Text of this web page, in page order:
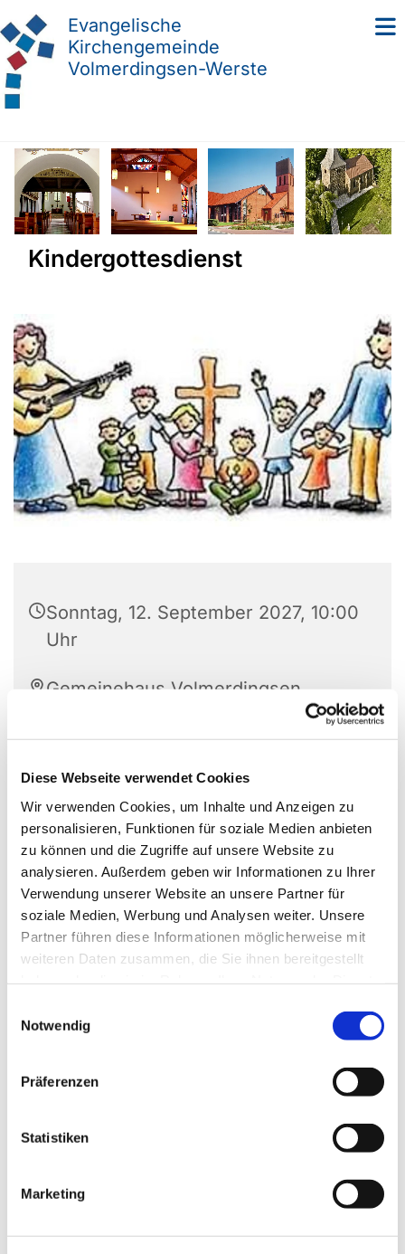
Diese Webseite verwendet Cookies
Wir verwenden Cookies, um Inhalte und Anzeigen zu
personalisieren, Funktionen für soziale Medien anbieten
zu können und die Zugriffe auf unsere Website zu
analysieren. Außerdem geben wir Informationen zu Ihrer
Verwendung unserer Website an unsere Partner für
soziale Medien, Werbung und Analysen weiter. Unsere
Partner führen diese Informationen möglicherweise mit
weiteren Daten zusammen, die Sie ihnen bereitgestellt
Notwendig
Präferenzen
Statistiken
Marketing
Evangelische
Kirchengemeinde
Volmerdingsen-Werste
Kindergottesdienst
Sonntag, 12. September 2027, 10:00
Uhr
Gemeinehaus Volmerdingsen,
Pfarrer-Brünger-Strasse 1, 32549
Bad Oeynhausen
Dies könnte Sie auch